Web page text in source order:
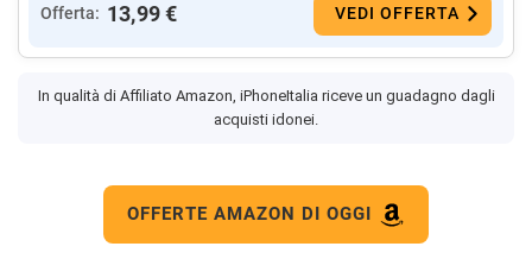
Offerta: 13,99 € VEDI OFFERTA
In qualità di Affiliato Amazon, iPhoneItalia riceve un guadagno dagli
acquisti idonei.
OFFERTE AMAZON DI OGGI